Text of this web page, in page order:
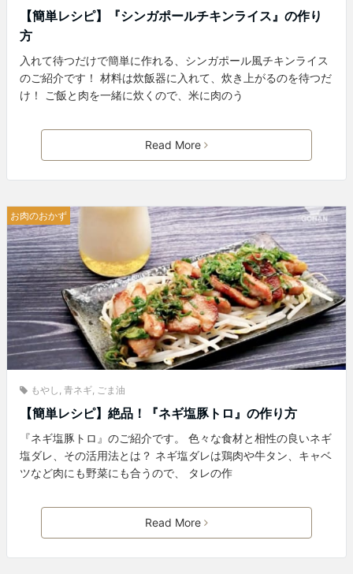
【簡単レシピ】『シンガポールチキンライス』の作り
方
入れて待つだけで簡単に作れる、シンガポール風チキンライス
のご紹介です！ 材料は炊飯器に入れて、炊き上がるのを待つだ
け！ ご飯と肉を一緒に炊くので、米に肉のう
Read More
お肉のおかず
もやし , 青ネギ, ごま油
【簡単レシピ】絶品！『ネギ塩豚トロ』の作り方
『ネギ塩豚トロ』のご紹介です。 色々な食材と相性の良いネギ
塩ダレ、その活用法とは？ ネギ塩ダレは鶏肉や牛タン、キャベ
ツなど肉にも野菜にも合うので、 タレの作
Read More